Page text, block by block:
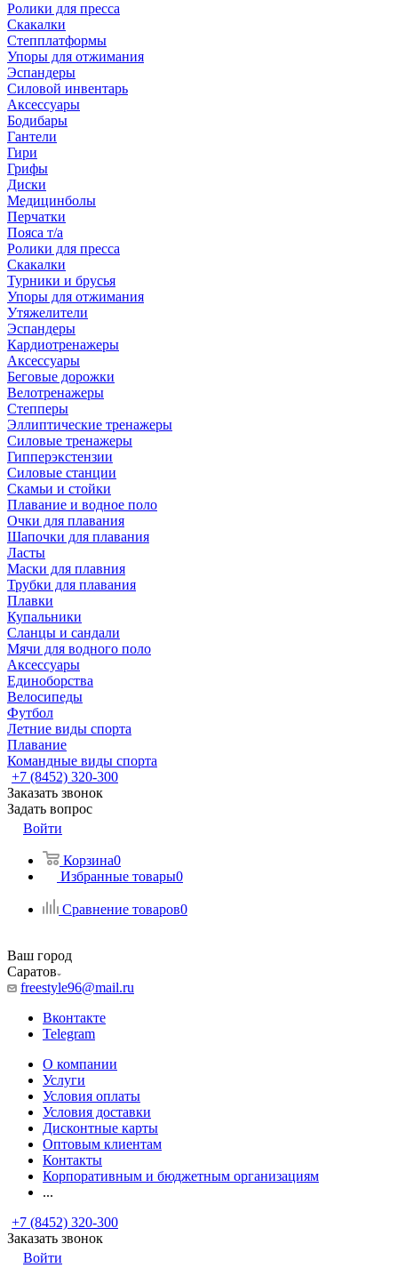
Ролики для пресса
Скакалки
Степплатформы
Упоры для отжимания
Эспандеры
Силовой инвентарь
Аксессуары
Бодибары
Гантели
Гири
Грифы
Диски
Медицинболы
Перчатки
Пояса т/а
Ролики для пресса
Скакалки
Турники и брусья
Упоры для отжимания
Утяжелители
Эспандеры
Кардиотренажеры
Аксессуары
Беговые дорожки
Велотренажеры
Степперы
Эллиптические тренажеры
Силовые тренажеры
Гипперэкстензии
Силовые станции
Скамьи и стойки
Плавание и водное поло
Очки для плавания
Шапочки для плавания
Ласты
Маски для плавния
Трубки для плавания
Плавки
Купальники
Сланцы и сандали
Мячи для водного поло
Аксессуары
Единоборства
Велосипеды
Футбол
Летние виды спорта
Плавание
Командные виды спорта
+7 (8452) 320-300
Заказать звонок
Задать вопрос
Войти
Корзина0
Избранные товары0
Сравнение товаров0
Ваш город
Саратов
freestyle96@mail.ru
Вконтакте
Telegram
О компании
Услуги
Условия оплаты
Условия доставки
Дисконтные карты
Оптовым клиентам
Контакты
Корпоративным и бюджетным организациям
...
+7 (8452) 320-300
Заказать звонок
Войти